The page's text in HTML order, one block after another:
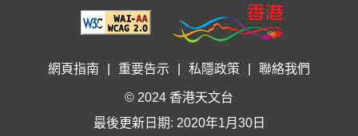
網頁指南 重要告示 私隱政策 聯絡我們
© 2024 香港天文台
最後更新日期: 2020年1月30日